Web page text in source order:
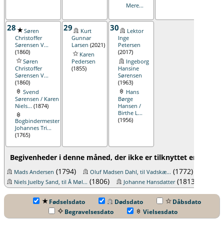
Mere...
28
Søren
Christoffer
Sørensen V...
(1860)
Søren
Christoffer
Sørensen V...
(1860)
Svend
Sørensen / Karen
Niels... (1874)
Bogbindermester
Johannes Tri...
(1765)
29
Kurt
Gunnar
Larsen (2021)
Karen
Pedersen
(1855)
30
Lektor
Inge
Petersen
(2017)
Ingeborg
Hansine
Sørensen
(1963)
Hans
Børge
Hansen /
Birthe L...
(1956)
Begivenheder i denne måned, der ikke er tilknyttet en
Mads Andersen (1794) Oluf Madsen Dahl, til Vadskæ... (1772)
Niels Juelby Sand, til Å Møl... (1806) Johanne Hansdatter(1813)
Fødselsdato Dødsdato
Dåbsdato
Begravelsesdato
Vielsesdato